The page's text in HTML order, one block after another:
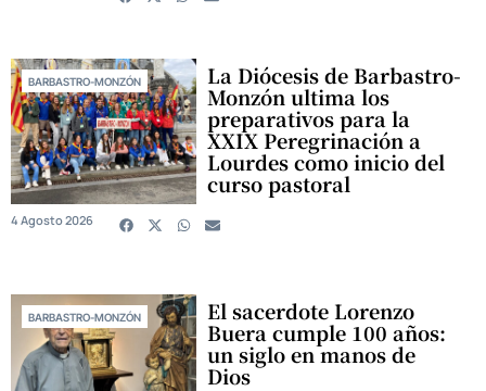
BARBASTRO-MONZÓN La Diócesis de Barbastro-
Monzón ultima los
preparativos para la
XXIX Peregrinación a
Lourdes como inicio del
curso pastoral
4 Agosto 2026
BARBASTRO-MONZÓN El sacerdote Lorenzo
Buera cumple 100 años:
un siglo en manos de
Dios